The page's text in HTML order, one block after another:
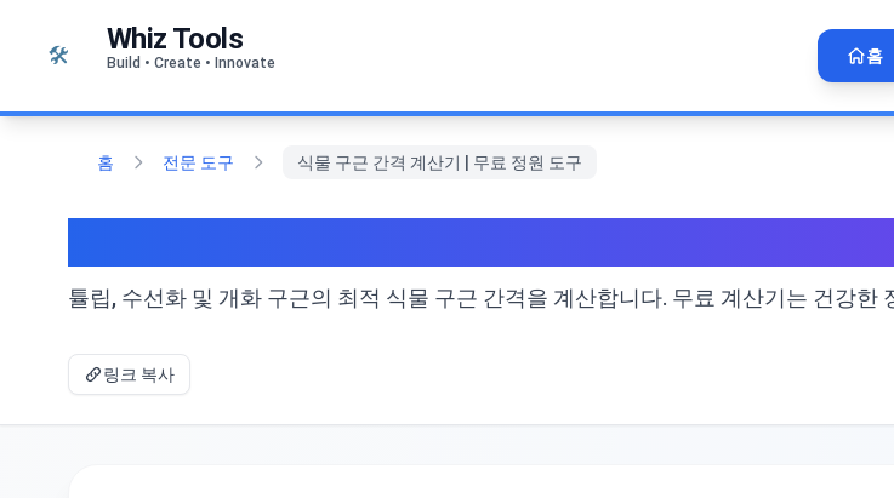
🛠️ Whiz Tools
Build • Create • Innovate 홈
홈 전문 도구 식물 구근 간격 계산기 | 무료 정원 도구
튤립, 수선화 및 개화 구근의 최적 식물 구근 간격을 계산합니다. 무료 계산기는 건강한
링크 복사